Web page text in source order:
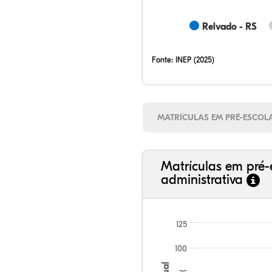
Relvado - RS
Fonte: INEP (2025)
MATRÍCULAS EM PRÉ-
Matrículas em
administrativa
100
125